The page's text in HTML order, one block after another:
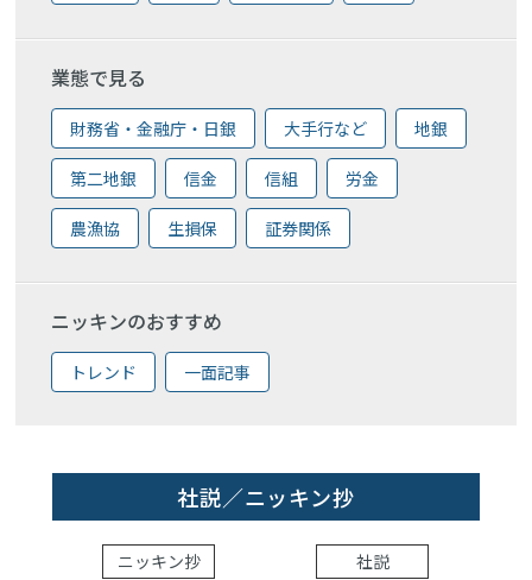
業態で見る
財務省・金融庁・日銀 大手行など 地銀
第二地銀 信金 信組 労金
農漁協 生損保 証券関係
ニッキンのおすすめ
トレンド 一面記事
社説／ニッキン抄
ニッキン抄 社説